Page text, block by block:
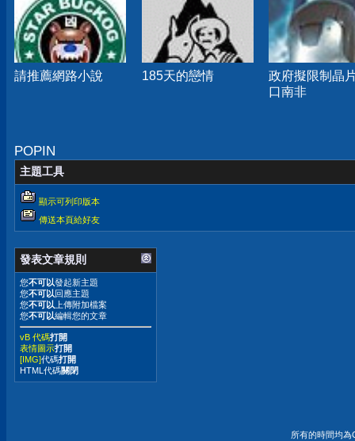
請推薦網路小說 185天的戀情
政府擬限制晶
口南非
POPIN
主題工具
顯示可列印版本
傳送本頁給好友
發表文章規則
您不可以發起新主題
您不可以回應主題
您不可以 上傳附加檔案
您不可以編輯您的文章
vB 代碼打開
表情圖示打開
[IMG]代碼打開
HTML代碼關閉
所有的時間均為